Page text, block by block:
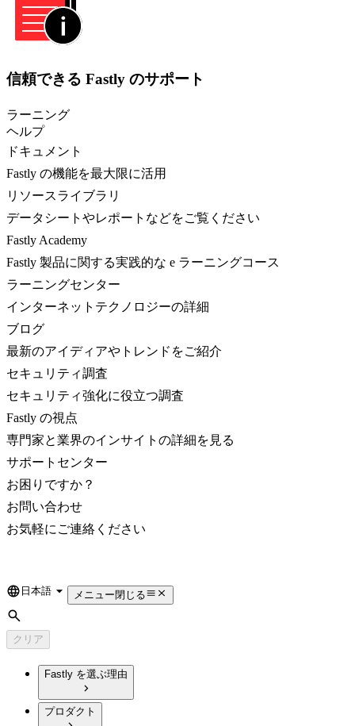
信頼できる Fastly のサポート
ラーニング
ヘルプ
ドキュメント
Fastly の機能を最大限に活用
リソースライブラリ
データシートやレポートなどをご覧ください
Fastly Academy
Fastly 製品に関する実践的な e ラーニングコース
ラーニングセンター
インターネットテクノロジーの詳細
ブログ
最新のアイディアやトレンドをご紹介
セキュリティ調査
セキュリティ強化に役立つ調査
Fastly の視点
専門家と業界のインサイトの詳細を見る
サポートセンター
お困りですか？
お問い合わせ
お気軽にご連絡ください
Language
日本語 メニュー閉じる
検索
クリア
Fastly を選ぶ理由
プロダクト